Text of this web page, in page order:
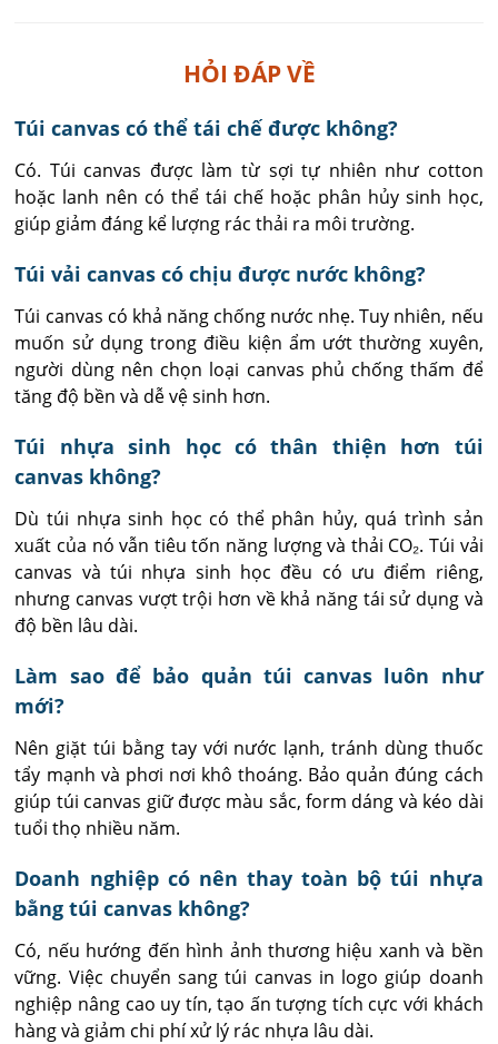
HỎI ĐÁP VỀ
Túi canvas có thể tái chế được không?
Có. Túi canvas được làm từ sợi tự nhiên như cotton
hoặc lanh nên có thể tái chế hoặc phân hủy sinh học,
giúp giảm đáng kể lượng rác thải ra môi trường.
Túi vải canvas có chịu được nước không?
Túi canvas có khả năng chống nước nhẹ. Tuy nhiên, nếu
muốn sử dụng trong điều kiện ẩm ướt thường xuyên,
người dùng nên chọn loại canvas phủ chống thấm để
tăng độ bền và dễ vệ sinh hơn.
Túi nhựa sinh học có thân thiện hơn túi
canvas không?
Dù túi nhựa sinh học có thể phân hủy, quá trình sản
xuất của nó vẫn tiêu tốn năng lượng và thải CO₂. Túi vải
canvas và túi nhựa sinh học đều có ưu điểm riêng,
nhưng canvas vượt trội hơn về khả năng tái sử dụng và
độ bền lâu dài.
Làm sao để bảo quản túi canvas luôn như
mới?
Nên giặt túi bằng tay với nước lạnh, tránh dùng thuốc
tẩy mạnh và phơi nơi khô thoáng. Bảo quản đúng cách
giúp túi canvas giữ được màu sắc, form dáng và kéo dài
tuổi thọ nhiều năm.
Doanh nghiệp có nên thay toàn bộ túi nhựa
bằng túi canvas không?
Có, nếu hướng đến hình ảnh thương hiệu xanh và bền
vững. Việc chuyển sang túi canvas in logo giúp doanh
nghiệp nâng cao uy tín, tạo ấn tượng tích cực với khách
hàng và giảm chi phí xử lý rác nhựa lâu dài.